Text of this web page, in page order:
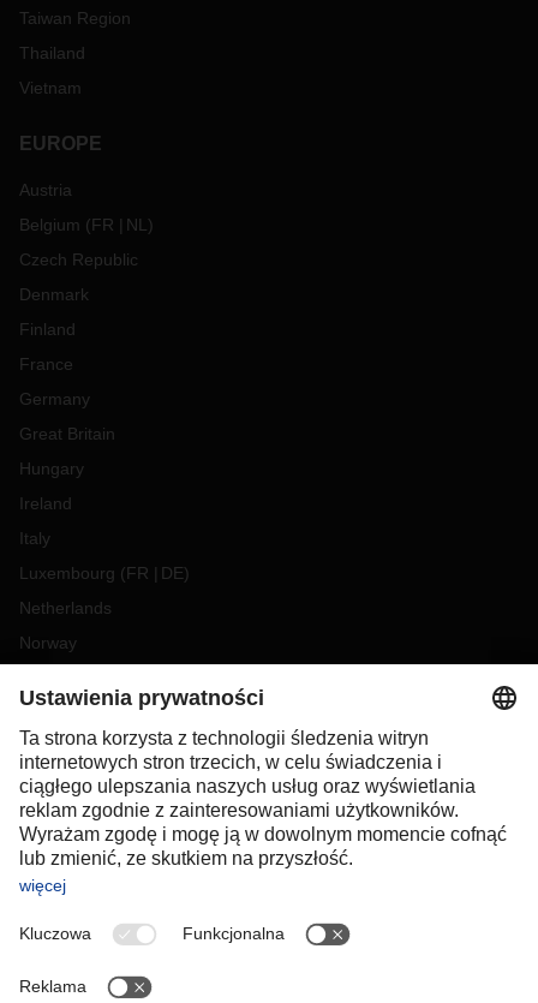
Taiwan Region
Thailand
Vietnam
EUROPE
Austria
Belgium (FR NL )
Czech Republic
Denmark
Finland
France
Germany
Great Britain
Hungary
Ireland
Italy
Luxembourg (FR DE)
Netherlands
Norway
Romania
Slovakia
Spain
Sweden
Switzerland
OCEANIA